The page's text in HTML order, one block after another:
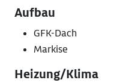
Aufbau
GFK-Dach
Markise
Heizung/Klima